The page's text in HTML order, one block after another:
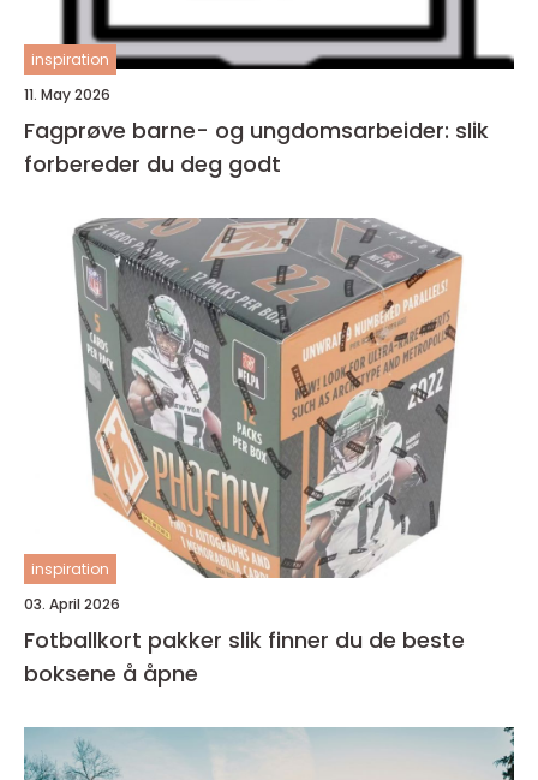
inspiration
11. May 2026
Fagprøve barne- og ungdomsarbeider: slik
forbereder du deg godt
inspiration
03. April 2026
Fotballkort pakker slik finner du de beste
boksene å åpne